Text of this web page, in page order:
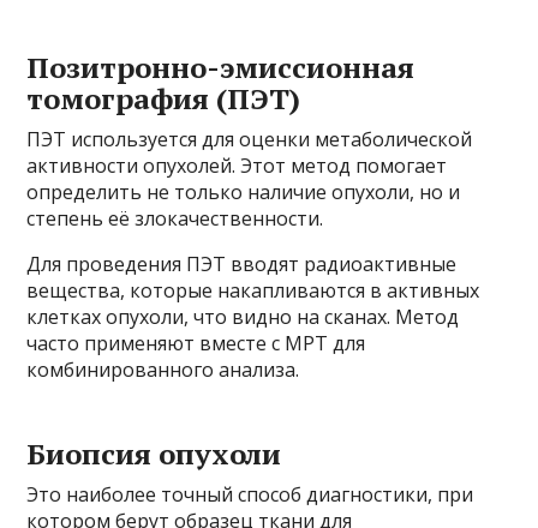
Позитронно-эмиссионная
томография (ПЭТ)
ПЭТ используется для оценки метаболической
активности опухолей. Этот метод помогает
определить не только наличие опухоли, но и
степень её злокачественности.
Для проведения ПЭТ вводят радиоактивные
вещества, которые накапливаются в активных
клетках опухоли, что видно на сканах. Метод
часто применяют вместе с МРТ для
комбинированного анализа.
Биопсия опухоли
Это наиболее точный способ диагностики, при
котором берут образец ткани для